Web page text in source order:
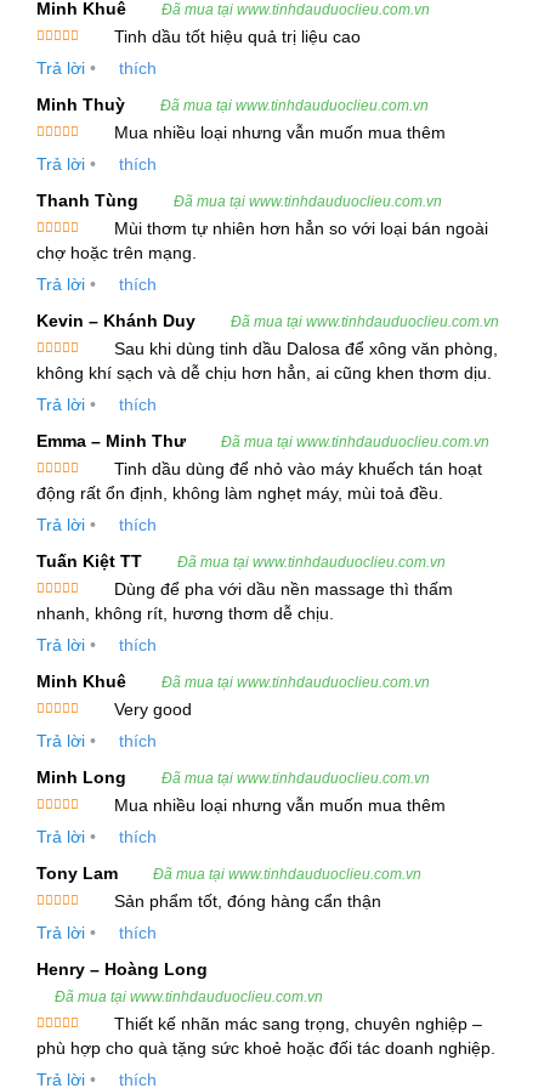
Thông Tin Sản Phẩm Tinh Dầu Cognac Xanh
Tên tiếng Việt:
Tên tiếng Anh:Cognac Green Essential Oil
Bộ phận chiết xuất: Cặn rượu nho
Phương pháp chiết xuất:
chiết xuất từ cặn rượu của nho, thuộc họ
Vitaceae. Đây là một loại tinh dầu tự nhiên, có
mùi thơm đặc trưng như rượu vang khô và
Thông Tin Kỹ Thuật Và Cung Ứng Tinh Dầu
Cognac Xanh
Tiêu Chuẩn Kỹ Thuật
Bộ phận chiết xuất:Cặn rượu nho
Phương pháp chiết xuất:
Hình thức:Chất lỏng
Màu sắc:
Mùi vị:
Mùi thơm giống rượu vang khô, chua
nhẹ và hương táo xanh
Tỷ trọng ở 20ºC:
Chỉ số khúc xạ: Không có thông tin cụ thể
Góc quay cực ở 20ºC:
Thành Phần Hóa Học Chính
Ethyl decanoate
Minh Khuê
Đã mua tại www.tinhdauduoclieu.com.vn
hạng
55
Tinh dầu tốt hiệu quả trị liệu cao
Trả lời •
thích
Minh Thuỳ
Đã mua tại www.tinhdauduoclieu.com.vn
hạng
55
Mua nhiều loại nhưng vẫn muốn mua thêm
Trả lời •
thích
Thanh Tùng
Đã mua tại www.tinhdauduoclieu.com.vn
Được xếp
hạng 55
Mùi thơm tự nhiên hơn hẳn so với loại bán ngoài
chợ hoặc trên mạng.
Trả lời •
thích
Kevin – Khánh Duy
Đã mua tại www.tinhdauduoclieu.com.vn
Được xếp
hạng55
Sau khi dùng tinh dầu Dalosa để xông văn phòng,
không khí sạch và dễ chịu hơn hẳn, ai cũng khen thơm dịu.
Trả lời •
thích
Emma – Minh Thư
Đã mua tại www.tinhdauduoclieu.com.vn
Được xếp
hạng5 5
Tinh dầu dùng để nhỏ vào máy khuếch tán hoạt
động rất ổn định, không làm nghẹt máy, mùi toả đều.
Trả lời •
thích
Tuấn Kiệt TT
Đã mua tại www.tinhdauduoclieu.com.vn
Được xếp
hạng55
Dùng để pha với dầu nền massage thì thấm
nhanh, không rít, hương thơm dễ chịu.
Trả lời •
thích
Minh Khuê
Đã mua tại www.tinhdauduoclieu.com.vn
hạng
55
Very good
Trả lời •
thích
Minh Long
Đã mua tại www.tinhdauduoclieu.com.vn
hạng
55
Mua nhiều loại nhưng vẫn muốn mua thêm
Trả lời •
thích
Tony Lam
Đã mua tại www.tinhdauduoclieu.com.vn
hạng
55
Sản phẩm tốt, đóng hàng cẩn thận
Trả lời •
thích
Henry – Hoàng Long
Đã mua tại www.tinhdauduoclieu.com.vn
Được xếp
hạng 55
Thiết kế nhãn mác sang trọng, chuyên nghiệp –
phù hợp cho quà tặng sức khoẻ hoặc đối tác doanh nghiệp.
Trả lời • thích